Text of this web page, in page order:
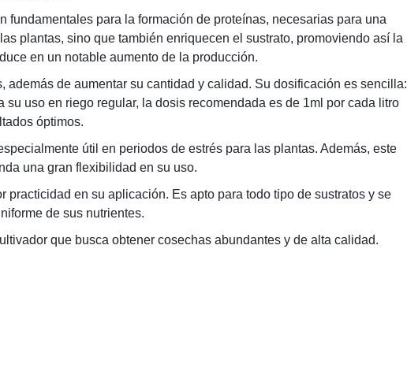
para la formación de proteínas, necesarias para una
plantas, sino que también enriquecen el sustrato, promoviendo así la
en un notable aumento de la producción.
de aumentar su cantidad y calidad. Su dosificación es sencilla:
uso en riego regular, la dosis recomendada es de 1ml por cada litro
óptimos.
útil en periodos de estrés para las plantas. Además, este
una gran flexibilidad en su uso.
en su aplicación. Es apto para todo tipo de sustratos y se
de sus nutrientes.
que busca obtener cosechas abundantes y de alta calidad.